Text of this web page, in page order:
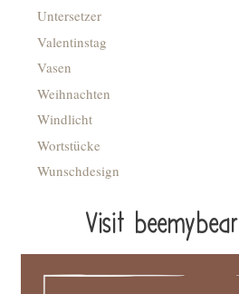
Untersetzer
Valentinstag
Vasen
Weihnachten
Windlicht
Wortstücke
Wunschdesign
Visit